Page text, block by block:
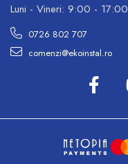
Luni - Vineri: 9:00 - 17:00
0726 802 707
comenzi@ekoinstal.ro